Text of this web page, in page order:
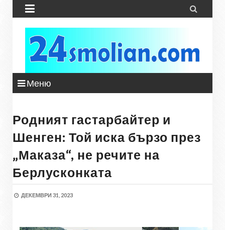
 
Меню
Родният гастарбайтер и
Шенген: Той иска бързо през
„Маказа“, не речите на
Берлусконката
ДЕКЕМВРИ 31, 2023